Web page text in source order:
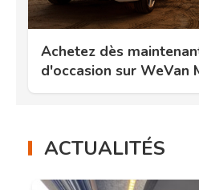
Achetez dès
d'occasion sur WeVan
ACTUALITÉS